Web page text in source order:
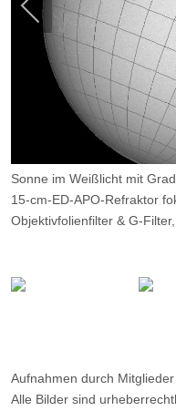
Sonne im Weißlicht mit
15-cm-ED-APO-Refraktor
Objektivfolienfilter & G-
Aufnahmen durch
Alle Bilder sind